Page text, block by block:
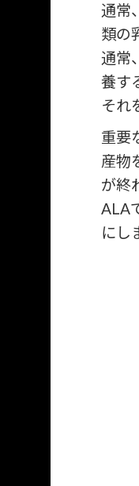
通常
類の
通常
養す
それ
重要
産物
が終
ALA
にし